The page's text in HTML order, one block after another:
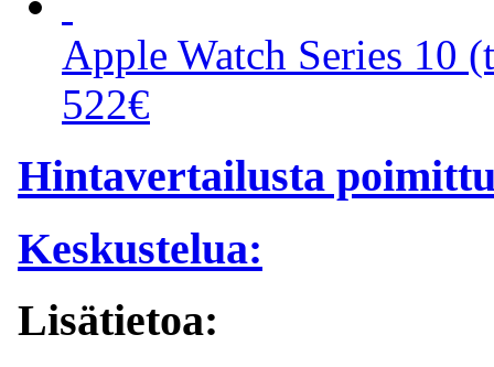
Apple Watch Series 10
522€
Hintavertailusta
Keskustelua:
Lisätietoa: